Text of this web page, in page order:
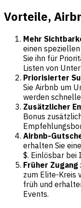
Vorteile,
Mehr
einen
Sie ihn für
Listen von
Priorisierter
Sie Airbnb um
werden
Zusätzlicher
Bonus
Airbnb-
erhalten Sie
$. Einlösbar bei
Früher Zugang
zum Elite-Kreis
früh und
Events.